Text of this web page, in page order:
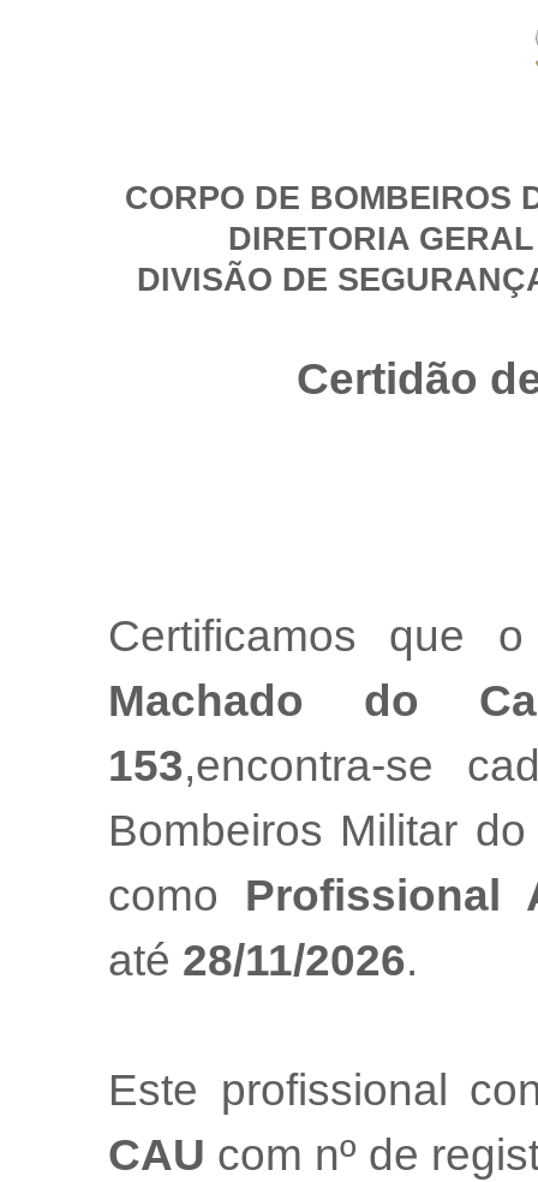
CORPO DE BOMBEIROS
DIRETORIA
DIVISÃO DE
Certidão
Certificamos que
Machado do
153,encontra-se
Bombeiros Militar
como Profissional
até 28/11/2026.
Este profissional
CAU com nº de